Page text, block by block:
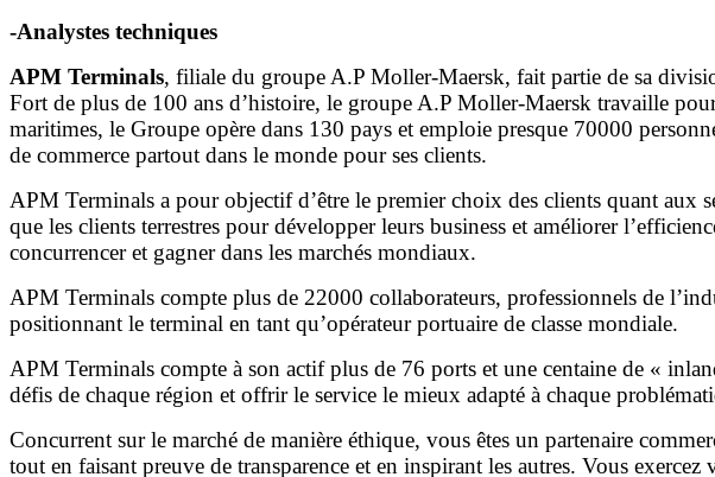
-Analystes techniques
APM Terminals, filiale du groupe A.P Moller-Maersk, fait partie de sa
Fort de plus de 100 ans d’histoire, le groupe A.P Moller-Maersk travaille
maritimes, le Groupe opère dans 130 pays et emploie presque 70000
de commerce partout dans le monde pour ses clients.
APM Terminals a pour objectif d’être le premier choix des clients quant
que les clients terrestres pour développer leurs business et améliorer
concurrencer et gagner dans les marchés mondiaux.
APM Terminals compte plus de 22000 collaborateurs, professionnels de
positionnant le terminal en tant qu’opérateur portuaire de classe mondiale.
APM Terminals compte à son actif plus de 76 ports et une centaine de «
défis de chaque région et offrir le service le mieux adapté à chaque
Concurrent sur le marché de manière éthique, vous êtes un partenaire
tout en faisant preuve de transparence et en inspirant les autres. Vous